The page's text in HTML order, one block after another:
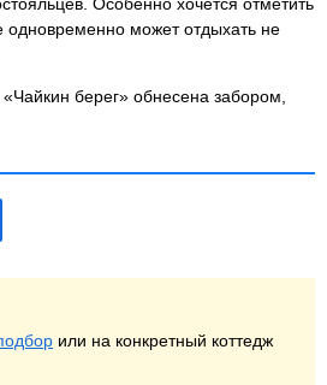
одновременно может отдыхать не
берег» обнесена забором,
или на конкретный коттедж